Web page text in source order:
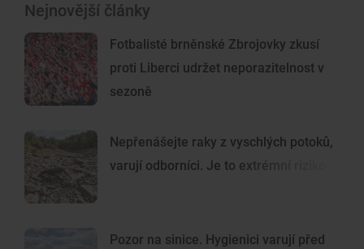
Nejnovější články
Fotbalisté brněnské Zbrojovky zkusí
proti Liberci udržet neporazitelnost v
sezoně
Nepřenášejte raky z vyschlých potoků,
varují odborníci. Je to extrémní riziko
Pozor na sinice. Hygienici varují před